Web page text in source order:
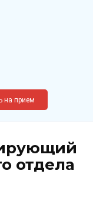
62, к12
на прием
отдела